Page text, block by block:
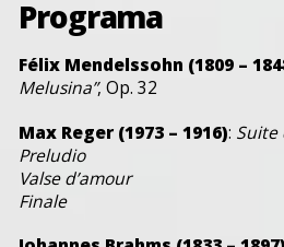
Programa
Félix Mendelssohn (1809 –
Melusina”, Op. 32
Max Reger (1973 – 1916): Suite
Preludio
Valse d’amour
Finale